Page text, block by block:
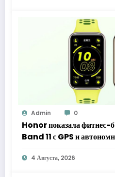
Admin 0
Honor показала фитнес-
Band 11 с GPS и
4 Августа, 2026